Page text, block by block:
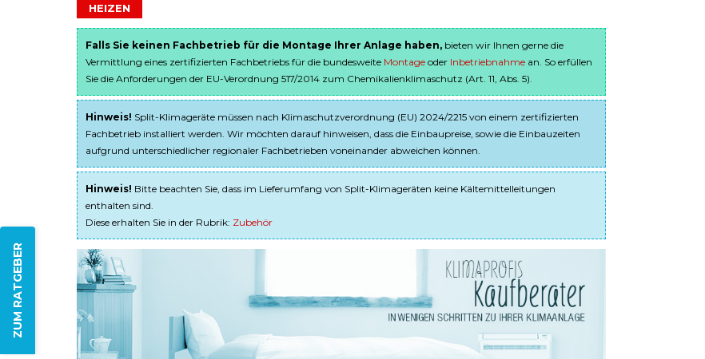
ZUM RATGEBER
HEIZEN
Falls Sie keinen Fachbetrieb für die Montage Ihrer Anlage haben, bieten wir Ihnen gerne die
Vermittlung eines zertifizierten Fachbetriebs für die bundesweite Montage oder Inbetriebnahme an. So erfüllen
Sie die Anforderungen der EU-Verordnung 517/2014 zum Chemikalienklimaschutz (Art. 11, Abs. 5).
Hinweis! Split-Klimageräte müssen nach Klimaschutzverordnung (EU) 2024/2215 von einem zertifizierten
Fachbetrieb installiert werden. Wir möchten darauf hinweisen, dass die Einbaupreise, sowie die Einbauzeiten
aufgrund unterschiedlicher regionaler Fachbetrieben voneinander abweichen können.
Hinweis! Bitte beachten Sie, dass im Lieferumfang von Split-Klimageräten keine Kältemittelleitungen
enthalten sind.
Diese erhalten Sie in der Rubrik: Zubehör